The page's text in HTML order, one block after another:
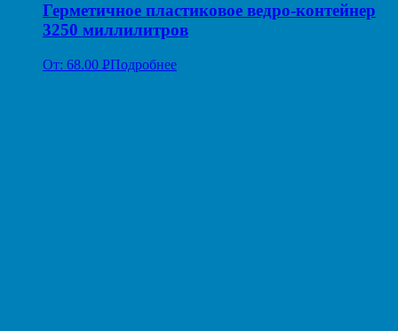
Герметичное пластиковое ведро-контейнер
3250 миллилитров
От: 68.00 РПодробнее